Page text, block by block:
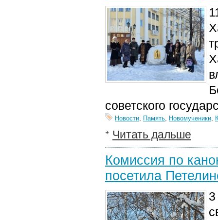
советского
Новости, Память, Новомученики,
Читать дальше
Комиссия по
посетила